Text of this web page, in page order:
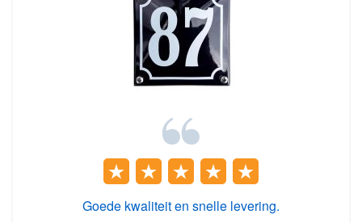
Goede kwaliteit en snelle levering.